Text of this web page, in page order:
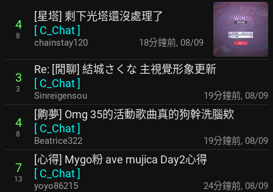
4
8
[星塔] 剩下光塔還沒處理了
[ C_Chat]
chainstay120 18分鐘前, 08/09
3
3
Re: [閒聊] 結城さくな 主視覺形象更新
[ C_Chat]
Sinreigensou 19分鐘前, 08/09
4
8
[齁夢] Omg 35的活動歌曲真的狗幹洗腦欸
[ C_Chat]
Beatrice322 20分鐘前, 08/09
7
13
[心得] Mygo粉 ave mujica Day2心得
[ C_Chat]
yoyo86215 25分鐘前, 08/09